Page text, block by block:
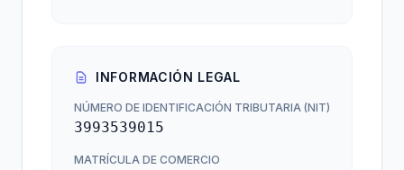
INFORMACIÓN LEGAL
NÚMERO DE IDENTIFICACIÓN TRIBUTARIA (NIT)
3993539015
MATRÍCULA DE COMERCIO